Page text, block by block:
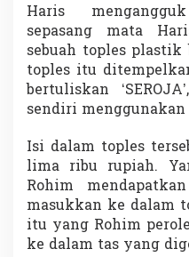
Haris
sepasang mata
sebuah toples
toples itu
bertuliskan
sendiri
Isi dalam toples
lima ribu rupiah.
Rohim
masukkan ke dalam
itu yang Rohim
ke dalam tas yang